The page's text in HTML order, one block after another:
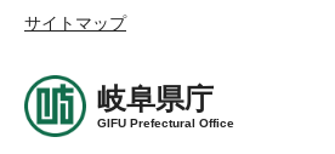
サイトマップ
岐阜県庁
GIFU Prefectural Office